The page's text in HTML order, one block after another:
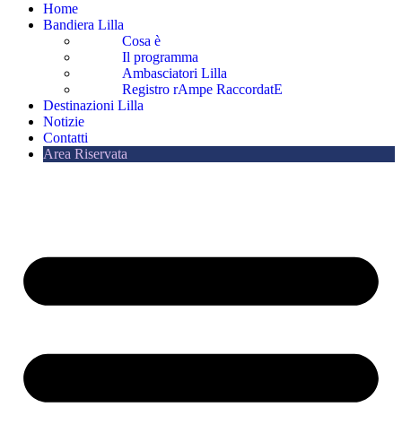
Home
Bandiera Lilla
Cosa è
Il programma
Ambasciatori Lilla
Registro rAmpe RaccordatE
Destinazioni Lilla
Notizie
Contatti
Area Riservata